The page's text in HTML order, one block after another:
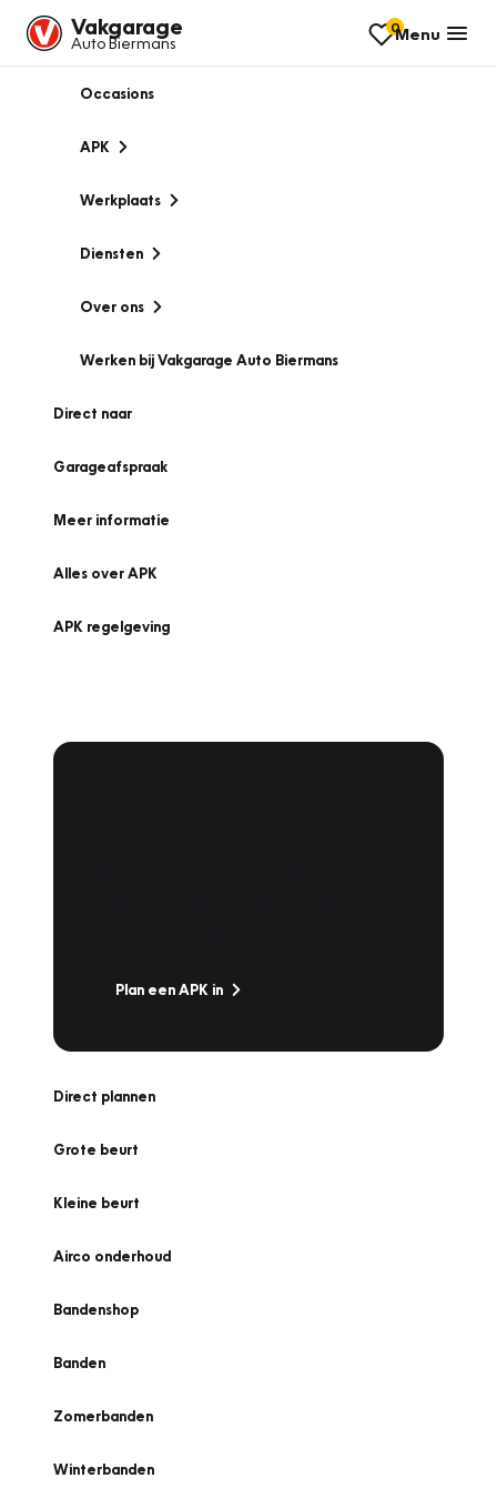
Vakgarage
Auto Biermans
0Menu
Occasions
APK
Werkplaats
Diensten
Over ons
Werken bij Vakgarage Auto Biermans
Direct naar
Garageafspraak
Meer informatie
Alles over APK
APK regelgeving
Plan een APK in
Direct plannen
Grote beurt
Kleine beurt
Airco onderhoud
Bandenshop
Banden
Zomerbanden
Winterbanden